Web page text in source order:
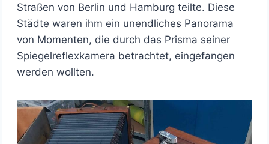
Straßen von Berlin und Hamburg teilte. Diese
Städte waren ihm ein unendliches Panorama
von Momenten, die durch das Prisma seiner
Spiegelreflexkamera betrachtet, eingefangen
werden wollten.